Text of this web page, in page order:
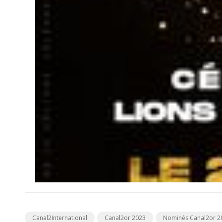
Canal2International Canal2or 2023 Nominés Canal2or